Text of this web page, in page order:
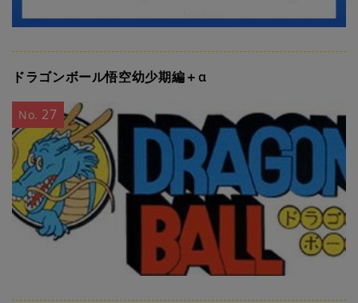
ドラゴンボール悟空幼少期編＋α
No. 27